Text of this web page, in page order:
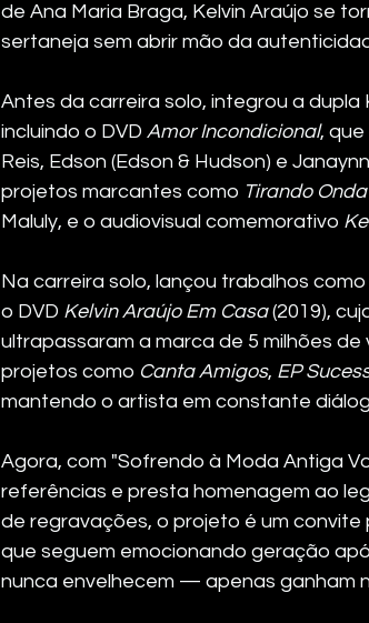
de Ana Maria Braga, Kelvin Araújo se
sertaneja sem abrir mão da
Antes da carreira solo, integrou a dupla
incluindo o DVD Amor Incondicional,
Reis, Edson (Edson & Hudson) e
projetos marcantes como Tirando Onda
Maluly, e o audiovisual comemorativo
Na carreira solo, lançou trabalhos como
o DVD Kelvin Araújo Em Casa (2019),
ultrapassaram a marca de 5 milhões de
projetos como Canta Amigos, EP
mantendo o artista em constante
Agora, com "Sofrendo à Moda Antiga
referências e presta homenagem ao
de regravações, o projeto é um convite
que seguem emocionando geração
nunca envelhecem — apenas ganham